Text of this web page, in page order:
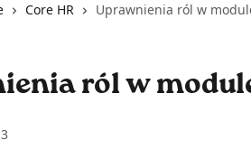
Core HR Uprawnienia ról w
ról w